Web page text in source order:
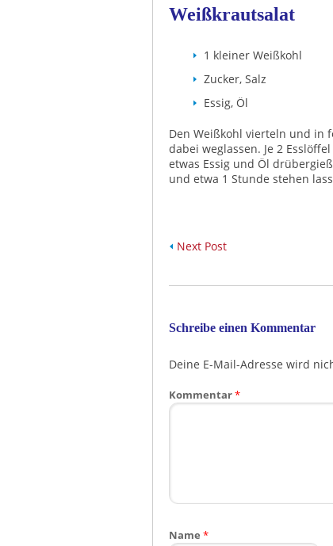
Weißkrautsalat
1 kleiner Weißkohl
Zucker, Salz
Essig, Öl
Den Weißkohl vierteln und in
dabei weglassen. Je 2
etwas Essig und Öl
und etwa 1 Stunde stehen
Next Post
Schreibe einen Kommentar
Deine E-Mail-Adresse wird
Kommentar*
Name *